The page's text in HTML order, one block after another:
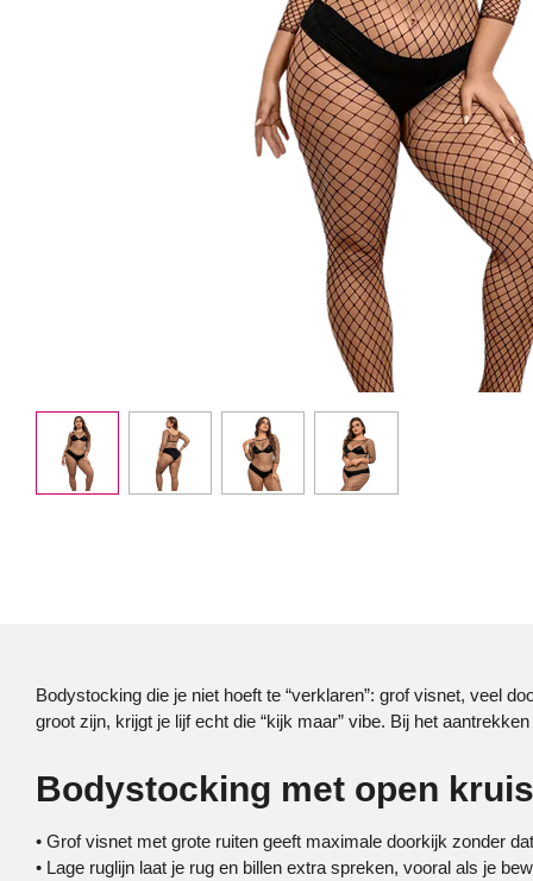
Bodystocking die je niet hoeft te “verklaren”: grof visnet, veel
groot zijn, krijgt je lijf echt die “kijk maar” vibe. Bij het
Bodystocking met open
• Grof visnet met grote ruiten geeft maximale doorkijk zonder
• Lage ruglijn laat je rug en billen extra spreken, vooral als je